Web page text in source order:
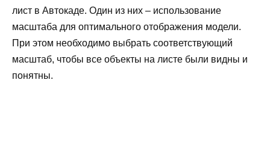
лист в Автокаде. Один из них – использование
масштаба для оптимального отображения модели.
При этом необходимо выбрать соответствующий
масштаб, чтобы все объекты на листе были видны и
понятны.